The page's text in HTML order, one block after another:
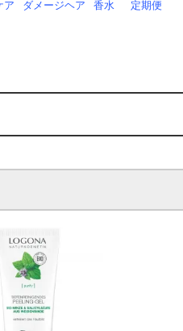
ア
ダメージヘア 香水 定期便